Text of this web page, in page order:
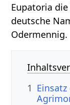
Eupatoria
deutsche
Odermennig.
1